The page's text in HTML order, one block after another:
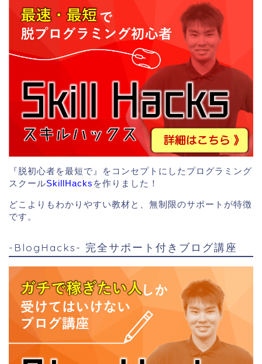
『脱初心者を最短で』をコンセプトにしたプログラミング
スクールSkillHacks を作りました！
どこよりもわかりやすい教材と、無制限のサポートが特徴
です。
-BlogHacks- 完全サポート付きブログ講座